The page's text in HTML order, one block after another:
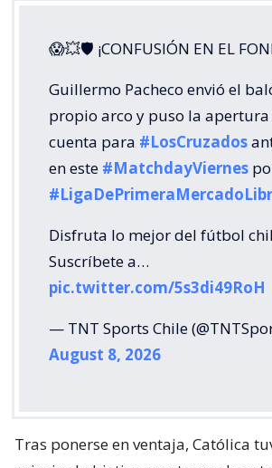
😱💥🛡 ¡CONFUSIÓN EN EL
Guillermo Pacheco envió el
propio arco y puso la apertura
cuenta para #LosCruzados
en este #MatchdayViernes
Disfruta lo mejor del fútbol
Suscríbete a…
pic.twitter.com/5s3di49RoH
— TNT Sports Chile
August 8, 2026
Tras ponerse en ventaja, Católica